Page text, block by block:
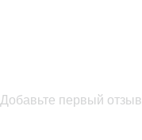
Добавьте первый отзыв